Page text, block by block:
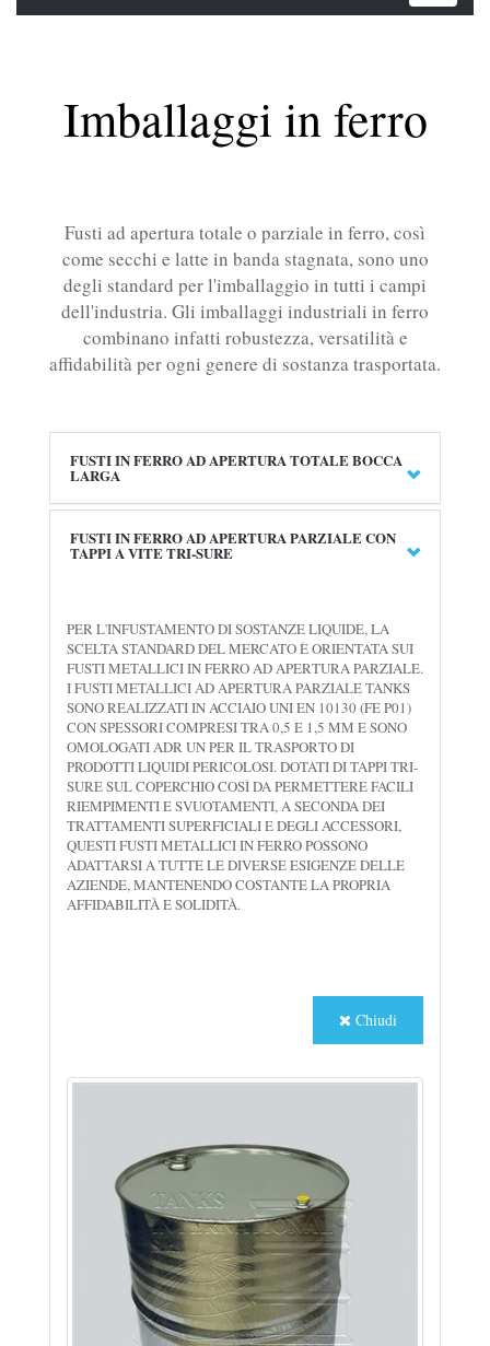
Imballaggi in ferro
Fusti ad apertura totale o parziale in ferro, così
come secchi e latte in banda stagnata, sono uno
degli standard per l'imballaggio in tutti i campi
dell'industria. Gli imballaggi industriali in ferro
combinano infatti robustezza, versatilità e
affidabilità per ogni genere di sostanza trasportata.
FUSTI IN FERRO AD APERTURA TOTALE BOCCA
LARGA
FUSTI IN FERRO AD APERTURA PARZIALE CON
TAPPI A VITE TRI-SURE
PER L'INFUSTAMENTO DI SOSTANZE LIQUIDE, LA
SCELTA STANDARD DEL MERCATO È ORIENTATA SUI
FUSTI METALLICI IN FERRO AD APERTURA PARZIALE.
I FUSTI METALLICI AD APERTURA PARZIALE TANKS
SONO REALIZZATI IN ACCIAIO UNI EN 10130 (FE P01)
CON SPESSORI COMPRESI TRA 0,5 E 1,5 MM E SONO
OMOLOGATI ADR UN PER IL TRASPORTO DI
PRODOTTI LIQUIDI PERICOLOSI. DOTATI DI TAPPI TRI-
SURE SUL COPERCHIO COSÌ DA PERMETTERE FACILI
RIEMPIMENTI E SVUOTAMENTI, A SECONDA DEI
TRATTAMENTI SUPERFICIALI E DEGLI ACCESSORI,
QUESTI FUSTI METALLICI IN FERRO POSSONO
ADATTARSI A TUTTE LE DIVERSE ESIGENZE DELLE
AZIENDE, MANTENENDO COSTANTE LA PROPRIA
AFFIDABILITÀ E SOLIDITÀ.
Chiudi